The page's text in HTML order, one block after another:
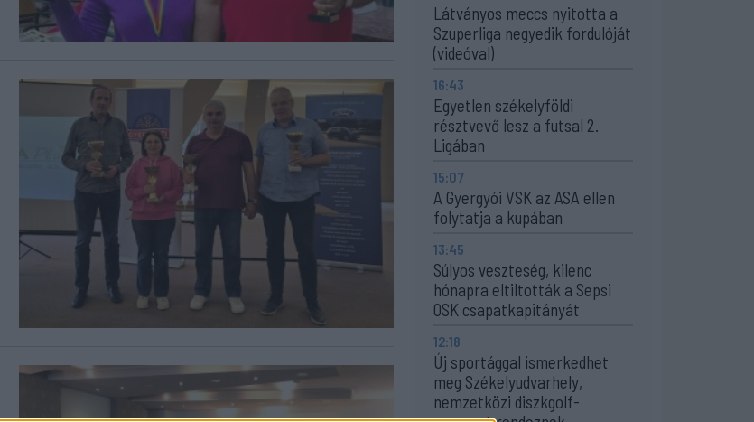
Látványos meccs nyitotta a
Szuperliga negyedik fordulóját
(videóval)
16:43
Egyetlen székelyföldi
résztvevő lesz a futsal 2.
Ligában
15:07
A Gyergyói VSK az ASA ellen
folytatja a kupában
13:45
Súlyos veszteség, kilenc
hónapra eltiltották a Sepsi
OSK csapatkapitányát
12:18
Új sportággal ismerkedhet
meg Székelyudvarhely,
nemzetközi diszkgolf-